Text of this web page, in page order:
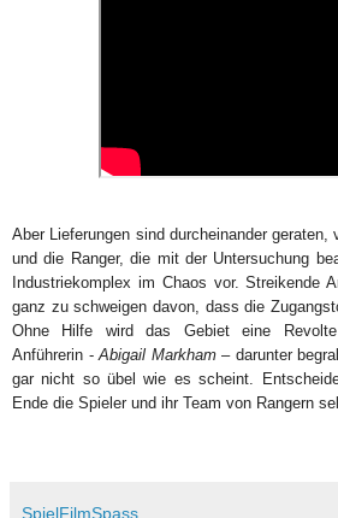
Aber Lieferungen sind durcheinander geraten,
und die Ranger, die mit der Untersuchung
Industriekomplex im Chaos vor. Streikende
ganz zu schweigen davon, dass die
Ohne Hilfe wird das Gebiet eine
Anführerin - Abigail Markham – darunter
gar nicht so übel wie es scheint.
Ende die Spieler und ihr Team von Rangern
SpielFilmSpass